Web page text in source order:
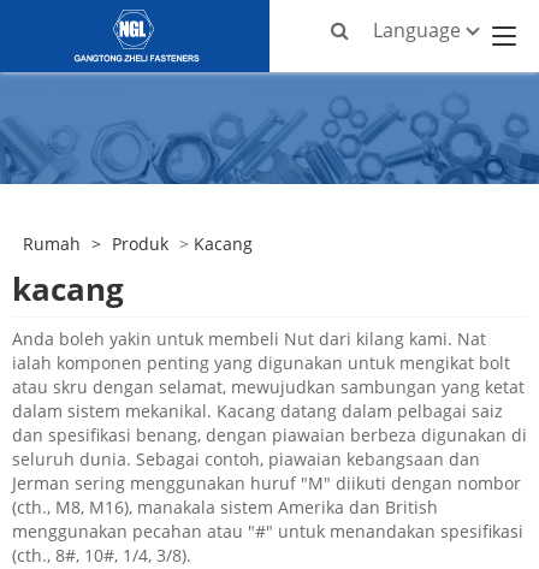
Language
Rumah > Produk > Kacang
kacang
Anda boleh yakin untuk membeli Nut dari kilang kami. Nat
ialah komponen penting yang digunakan untuk mengikat bolt
atau skru dengan selamat, mewujudkan sambungan yang ketat
dalam sistem mekanikal. Kacang datang dalam pelbagai saiz
dan spesifikasi benang, dengan piawaian berbeza digunakan di
seluruh dunia. Sebagai contoh, piawaian kebangsaan dan
Jerman sering menggunakan huruf "M" diikuti dengan nombor
(cth., M8, M16), manakala sistem Amerika dan British
menggunakan pecahan atau "#" untuk menandakan spesifikasi
(cth., 8#, 10#, 1/4, 3/8).